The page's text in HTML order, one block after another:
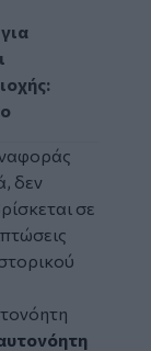
εργασίες -
δεν
σε